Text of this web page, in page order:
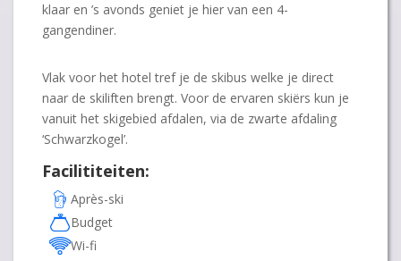
klaar en ’s avonds geniet je hier van een 4-
gangendiner.
Vlak voor het hotel tref je de skibus welke je direct
naar de skiliften brengt. Voor de ervaren skiërs kun je
vanuit het skigebied afdalen, via de zwarte afdaling
‘Schwarzkogel’.
Facilititeiten:
Après-ski
Budget
Wi-fi